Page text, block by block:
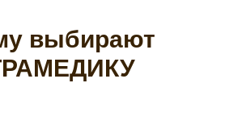
выбирают